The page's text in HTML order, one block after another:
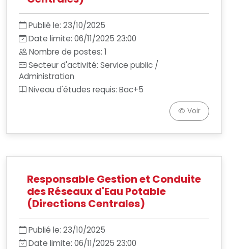
Publié le: 23/10/2025
Date limite: 06/11/2025 23:00
Nombre de postes: 1
Secteur d'activité: Service public /
Administration
Niveau d'études requis: Bac+5
Voir
Responsable Gestion et Conduite
des Réseaux d'Eau Potable
(Directions Centrales)
Publié le: 23/10/2025
Date limite: 06/11/2025 23:00